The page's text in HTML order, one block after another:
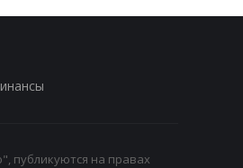
публикуются на правах